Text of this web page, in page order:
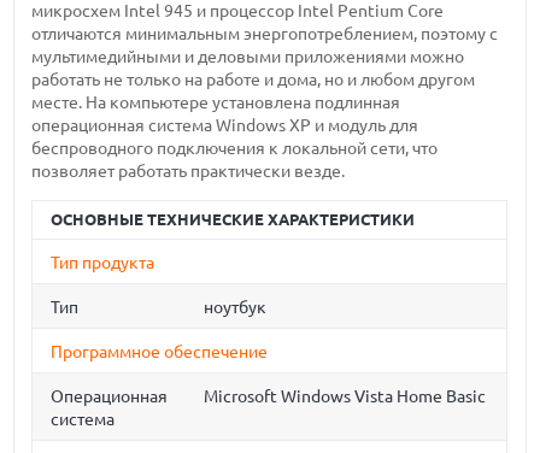
микросхем Intel 945 и процессор Intel Pentium Core
отличаются минимальным энергопотреблением, поэтому с
мультимедийными и деловыми приложениями можно
работать не только на работе и дома, но и любом другом
месте. На компьютере установлена подлинная
операционная система Windows XP и модуль для
беспроводного подключения к локальной сети, что
позволяет работать практически везде.
ОСНОВНЫЕ ТЕХНИЧЕСКИЕ ХАРАКТЕРИСТИКИ
Тип продукта
Тип ноутбук
Программное обеспечение
Операционная
система
Microsoft Windows Vista Home Basic